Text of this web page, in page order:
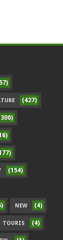
(427)
(154)
NEW (4)
TOURIS (4)